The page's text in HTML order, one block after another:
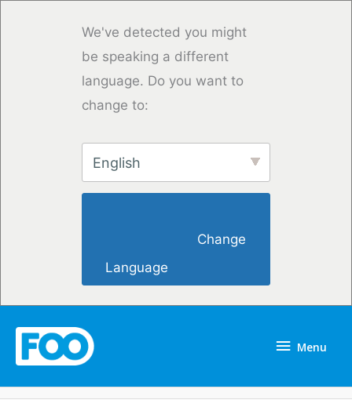
We've detected you might
be speaking a different
language. Do you want to
change to:
English
Language
Menu